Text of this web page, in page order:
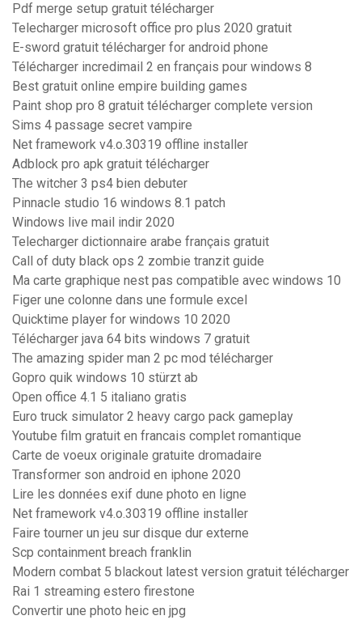
Pdf merge setup gratuit télécharger
Telecharger microsoft office pro plus 2020 gratuit
E-sword gratuit télécharger for android phone
Télécharger incredimail 2 en français pour windows 8
Best gratuit online empire building games
Paint shop pro 8 gratuit télécharger complete version
Sims 4 passage secret vampire
Net framework v4.o.30319 offline installer
Adblock pro apk gratuit télécharger
The witcher 3 ps4 bien debuter
Pinnacle studio 16 windows 8.1 patch
Windows live mail indir 2020
Telecharger dictionnaire arabe français gratuit
Call of duty black ops 2 zombie tranzit guide
Ma carte graphique nest pas compatible avec windows 10
Figer une colonne dans une formule excel
Quicktime player for windows 10 2020
Télécharger java 64 bits windows 7 gratuit
The amazing spider man 2 pc mod télécharger
Gopro quik windows 10 stürzt ab
Open office 4.1 5 italiano gratis
Euro truck simulator 2 heavy cargo pack gameplay
Youtube film gratuit en francais complet romantique
Carte de voeux originale gratuite dromadaire
Transformer son android en iphone 2020
Lire les données exif dune photo en ligne
Net framework v4.o.30319 offline installer
Faire tourner un jeu sur disque dur externe
Scp containment breach franklin
Modern combat 5 blackout latest version gratuit télécharger
Rai 1 streaming estero firestone
Convertir une photo heic en jpg